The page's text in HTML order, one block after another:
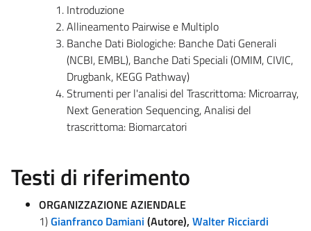
Introduzione
Allineamento Pairwise e Multiplo
Banche Dati Biologiche: Banche Dati Generali
(NCBI, EMBL), Banche Dati Speciali (OMIM, CIVIC,
Drugbank, KEGG Pathway)
Strumenti per l'analisi del Trascrittoma: Microarray,
Next Generation Sequencing, Analisi del
trascrittoma: Biomarcatori
Testi di riferimento
ORGANIZZAZIONE AZIENDALE
1)Gianfranco Damiani (Autore), Walter Ricciardi